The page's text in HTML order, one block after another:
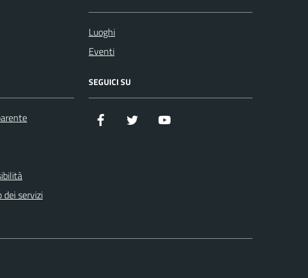
Luoghi
Eventi
dei servizi
SEGUICI SU
Facebook Twitter